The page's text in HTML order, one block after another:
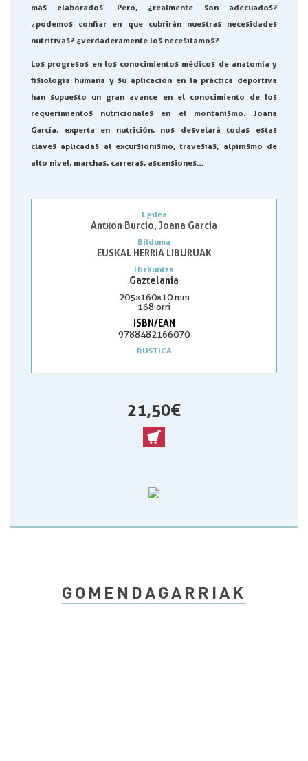
más elaborados. Pero, ¿realmente son adecuados?
¿podemos confiar en que cubrirán nuestras necesidades
nutritivas? ¿verdaderamente los necesitamos?
Los progresos en los conocimientos médicos de anatomía y
fisiología humana y su aplicación en la práctica deportiva
han supuesto un gran avance en el conocimiento de los
requerimientos nutricionales en el montañismo. Joana
García, experta en nutrición, nos desvelará todas estas
claves aplicadas al excursionismo, travesías, alpinismo de
alto nivel, marchas, carreras, ascensiones…
Egilea
Antxon Burcio, Joana Garcia
Bilduma
EUSKAL HERRIA LIBURUAK
Hizkuntza
Gaztelania
205x160x10 mm
168 orri
ISBN/EAN
9788482166070
RUSTICA
21,50 €
GOMENDAGARRIAK